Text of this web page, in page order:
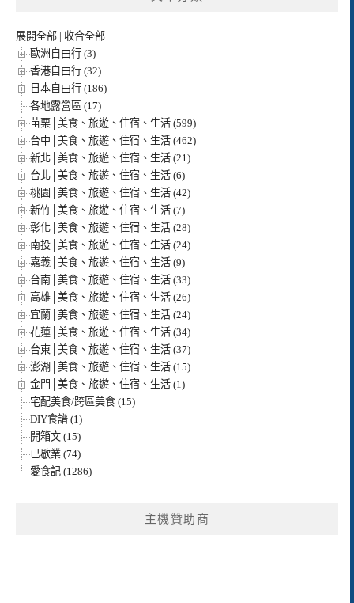
展開全部 | 收合全部
歐洲自由行 (3)
香港自由行 (32)
日本自由行 (186)
各地露營區 (17)
苗栗│美食、旅遊、住宿、生活 (599)
台中│美食、旅遊、住宿、生活 (462)
新北│美食、旅遊、住宿、生活 (21)
台北│美食、旅遊、住宿、生活 (6)
桃園│美食、旅遊、住宿、生活 (42)
新竹│美食、旅遊、住宿、生活 (7)
彰化│美食、旅遊、住宿、生活 (28)
南投│美食、旅遊、住宿、生活 (24)
嘉義│美食、旅遊、住宿、生活 (9)
台南│美食、旅遊、住宿、生活 (33)
高雄│美食、旅遊、住宿、生活 (26)
宜蘭│美食、旅遊、住宿、生活 (24)
花蓮│美食、旅遊、住宿、生活 (34)
台東│美食、旅遊、住宿、生活 (37)
澎湖│美食、旅遊、住宿、生活 (15)
金門│美食、旅遊、住宿、生活 (1)
宅配美食/跨區美食 (15)
DIY食譜 (1)
開箱文 (15)
已歇業 (74)
愛食記 (1286)
主機贊助商